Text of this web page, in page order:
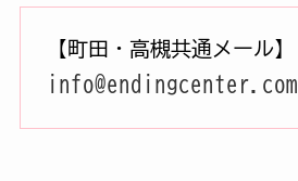
【町田・高槻共通メール】
info@endingcenter.com